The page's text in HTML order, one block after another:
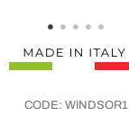
CODE: WINDSOR1